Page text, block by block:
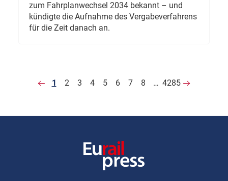
zum Fahrplanwechsel 2034 bekannt – und
kündigte die Aufnahme des Vergabeverfahrens
für die Zeit danach an.
1 2 3 4 5 6 7 8 … 4285